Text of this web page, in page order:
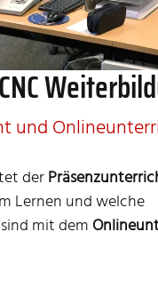
und
der
Lernen und welche
mit dem